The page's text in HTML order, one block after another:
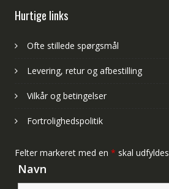
Hurtige links
Ofte stillede spørgsmål
Levering, retur og afbestilling
Vilkår og betingelser
Fortrolighedspolitik
Felter markeret med en * skal udfyldes
Navn